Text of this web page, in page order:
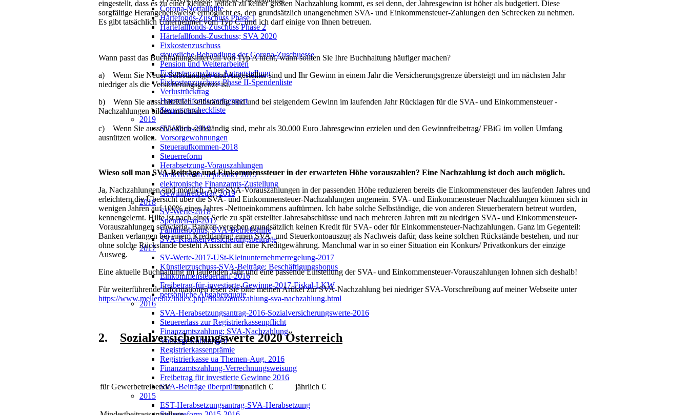
Corona-Notfallhilfe
Härtefonds-Zuschuss Phase 1
Härtefallfonds-Zuschuss Phase 2
Härtefallfonds-Zuschuss; SVA 2020
Fixkostenzuschuss
steuerliche Behandlung der Corona-Zuschuesse
Pension und Weiterarbeiten
Fixkostenzuschuss-Antragstellung
Fixkostenzuschuss Phase II-Spendenliste
Verlustrücktrag
Haertefallfonds verlaengert
Steuersparcheckliste
2019
SV-Werte-2019
Vorsorgewohnungen
Steueraufkommen-2018
Steuerreform
Herabsetzung-Vorauszahlungen
Steuerreform September 2019
elektronische Finanzamts-Zustellung
Gewinnfreibetrag 2019
2018
SV-Werte-2018
Spenden-ab-2017
Familienbonus, SVA-Betriebshilfe
SVA-Krankenversicherungsbeiträge
2017
SV-Werte-2017-USt-Kleinunternehmerregelung-2017
Künstlerzuschuss-SVA-Beiträge; Beschäftigungsbonus
Einkommensteuertarif-2016
Freibetrag-für-investierte-Gewinne-2017-Fiskal-LKW
persönliche Abgabenquote
2016
SVA-Herabsetzungsantrag-2016-Sozialversicherungswerte-2016
Steuererlass zur Registrierkassenpflicht
Finanzamtszahlung; SVA-Nachzahlung
Vorsorgewohnungen
Registrierkassenprämie
Registrierkasse ua Themen-Aug. 2016
Finanzamtszahlung-Verrechnungsweisung
Freibetrag für investierte Gewinne 2016
SVA-Beiträge überprüfen
2015
EST-Herabsetzungsantrag-SVA-Herabsetzung
eingestellt, dass es zu einer kleinen, jedoch zu keiner großen Nachzahlung kommt, es sei denn, der Jahresgewinn ist höher als budgetiert. Diese
sorgfältige Herangehensweise ermöglicht es, den grundsätzlich unangenehmen SVA- und Einkommensteuer-Zahlungen den Schrecken zu nehmen.
Es gibt tatsächlich Unternehmer vom Typ C, und ich darf einige von Ihnen betreuen.
Wann passt das Buchhaltungsintervall von Typ A nicht, wann sollten Sie Ihre Buchhaltung häufiger machen?
a) Wenn Sie Neuer Selbständiger und Angestellter sind und Ihr Gewinn in einem Jahr die Versicherungsgrenze übersteigt und im nächsten Jahr
niedriger als die Versicherungsgrenze ist.
b) Wenn Sie ausschließlich selbständig sind und bei steigendem Gewinn im laufenden Jahr Rücklagen für die SVA- und Einkommensteuer -
Nachzahlungen bilden möchten.
c) Wenn Sie ausschließlich selbständig sind, mehr als 30.000 Euro Jahresgewinn erzielen und den Gewinnfreibetrag/ FBiG im vollen Umfang
ausnützen wollen.
Wieso soll man SVA-Beiträge und Einkommenssteuer in der erwarteten Höhe vorauszahlen? Eine Nachzahlung ist doch auch möglich.
Ja, Nachzahlungen sind möglich. Aber SVA-Vorauszahlungen in der passenden Höhe reduzieren bereits die Einkommensteuer des laufenden Jahres und
erleichtern die Übersicht über die SVA- und Einkommensteuer-Nachzahlungen ungemein. SVA- und Einkommensteuer Nachzahlungen können sich in
wenigen Jahren auf 100% eines Jahres -Nettoeinkommens auftürmen. Ich habe solche Selbständige, die von anderen Steuerberatern betreut wurden,
kennengelernt. Hilfe ist nach einer Serie zu spät erstellter Jahresabschlüsse und nach mehreren Jahren mit zu niedrigen SVA- und Einkommensteuer-
Vorauszahlungen schwierig. Banken vergeben grundsätzlich keinen Kredit für SVA- oder für Einkommensteuer-Nachzahlungen. Ganz im Gegenteil:
Banken verlangen bei einem Kreditantrag einen SVA- und Steuerkontoauszug als Nachweis dafür, dass keine solchen Rückstände bestehen, und nur
ohne solche Rückstände besteht Aussicht auf eine Kreditgewährung. Manchmal war in so einer Situation ein Konkurs/ Privatkonkurs der einzige
Ausweg.
Eine aktuelle Buchhaltung im laufenden Jahr und eine passende Einstellung der SVA- und Einkommensteuer-Vorauszahlungen lohnen sich deshalb!
Für weiterführende Informationen lesen Sie bitte meinen Artikel zur SVA-Nachzahlung bei niedriger SVA-Vorschreibung auf meiner Webseite unter
https://www.meller.biz/index.php/finanzamtszahlung-sva-nachzahlung.html
2. Sozialversicherungswerte 2020 Österreich
für Gewerbetreibende monatlich € jährlich €